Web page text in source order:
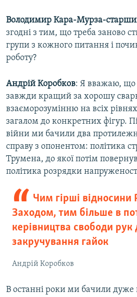
Володимир Кара-Мурза-
згодні з тим, що треба заново
групи з кожного питання і
роботу?
Андрій Коробков: Я вважаю,
завжди кращий за хорошу
взаєморозумінню на всіх рівнях
загалом до конкретних фігур.
війни ми бачили два
справу з опонентом: політика
Трумена, до якої потім
політика розрядки
Чим гірші відносини
Заходом, тим більше в
керівництва свободи рук
закручування гайок
Андрій Коробков
В останні роки ми бачили дуже